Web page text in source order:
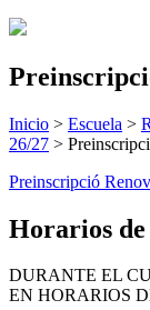
Inicio > Escuela >
26/27 >
Preinscripció
Horarios de
DURANTE EL
EN HORARIOS